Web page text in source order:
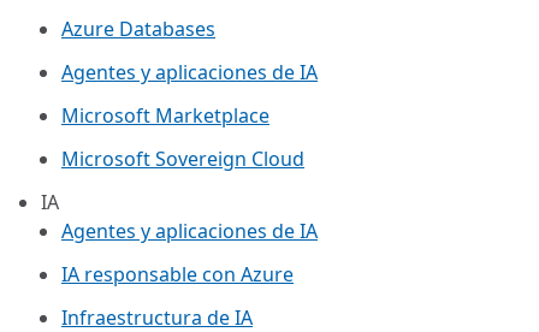
Azure Databases
Agentes y aplicaciones de IA
Microsoft Marketplace
Microsoft Sovereign Cloud
IA
Agentes y aplicaciones de IA
IA responsable con Azure
Infraestructura de IA